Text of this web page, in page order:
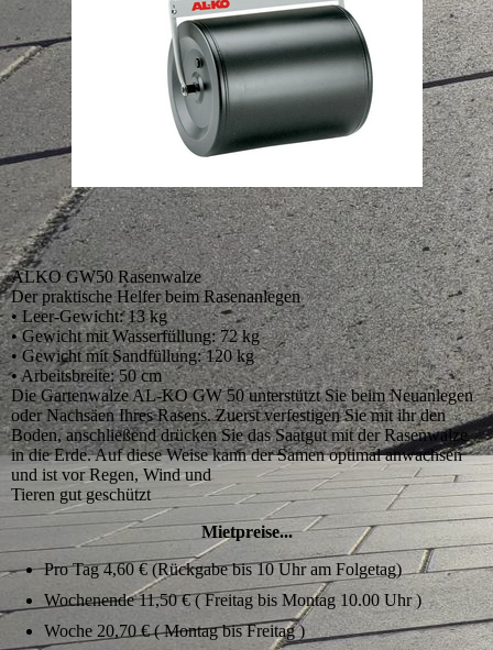
ALKO GW50 Rasenwalze
Der praktische Helfer beim Rasenanlegen
• Leer-Gewicht: 13 kg
• Gewicht mit Wasserfüllung: 72 kg
• Gewicht mit Sandfüllung: 120 kg
• Arbeitsbreite: 50 cm
Die Gartenwalze AL-KO GW 50 unterstützt Sie beim Neuanlegen
oder Nachsäen Ihres Rasens. Zuerst verfestigen Sie mit ihr den
Boden, anschließend drücken Sie das Saatgut mit der Rasenwalze
in die Erde. Auf diese Weise kann der Samen optimal anwachsen
und ist vor Regen, Wind und
Tieren gut geschützt
Mietpreise...
Pro Tag 4,60 € (Rückgabe bis 10 Uhr am Folgetag)
Wochenende 11,50 € ( Freitag bis Montag 10.00 Uhr )
Woche 20,70 € ( Montag bis Freitag )